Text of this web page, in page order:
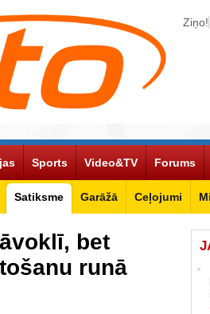
Ziņo!
Satiksme Garāžā Ceļojumi
Sports Video&TV Forums
bet
runā